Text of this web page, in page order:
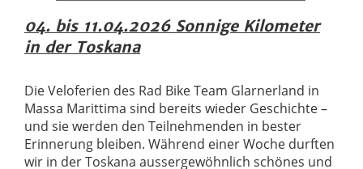
04. bis 11.04.2026 Sonnige Kilometer
in der Toskana
Die Veloferien des Rad Bike Team Glarnerland in
Massa Marittima sind bereits wieder Geschichte –
und sie werden den Teilnehmenden in bester
Erinnerung bleiben. Während einer Woche durften
wir in der Toskana aussergewöhnlich schönes und